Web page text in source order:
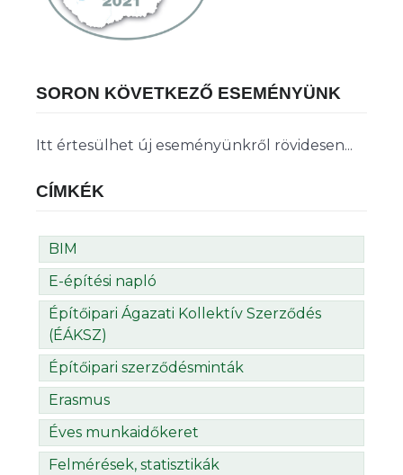
SORON KÖVETKEZŐ ESEMÉNYÜNK
Itt értesülhet új eseményünkről rövidesen...
CÍMKÉK
BIM
E-építési napló
Építőipari Ágazati Kollektív Szerződés
(ÉÁKSZ)
Építőipari szerződésminták
Erasmus
Éves munkaidőkeret
Felmérések, statisztikák